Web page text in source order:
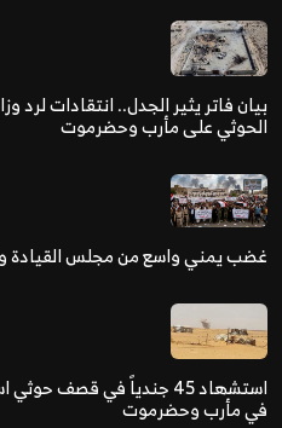
بيان فاتر يثير الجدل.. انتقادات لرد
الحوثي على مأرب وحضرموت
غضب يمني واسع من مجلس القيادة
استشهاد 45 جندياً في
في مأرب وحضرموت